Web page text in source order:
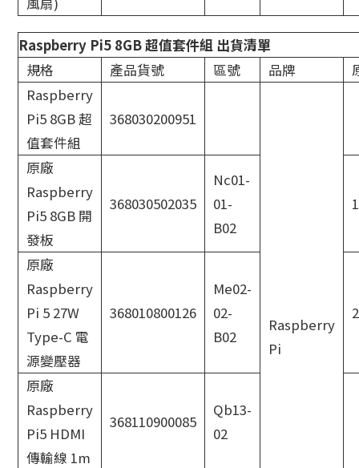
Raspberry Pi5 8GB 超值套件組 出貨清單
規格
產品貨號 區號 品牌
Raspberry
Pi5 8GB 超
值套件組
368030200951
Raspberry
Pi
原廠
Raspberry
Pi5 8GB 開
發板
368030502035
Nc01-
01-
B02
原廠
Raspberry
Pi 5 27W
Type-C 電
源變壓器
368010800126
Me02-
02-
B02
原廠
Raspberry
Pi5 HDMI
傳輸線 1m
368110900085
Qb13-
02